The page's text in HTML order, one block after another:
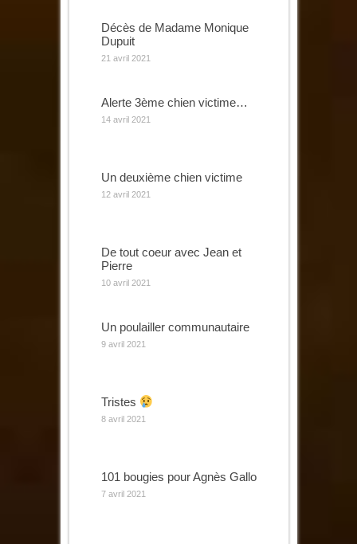
Décès de Madame Monique
Dupuit
21 avril 2021
Alerte 3ème chien victime…
14 avril 2021
Un deuxième chien victime
12 avril 2021
De tout coeur avec Jean et
Pierre
10 avril 2021
Un poulailler communautaire
9 avril 2021
Tristes
8 avril 2021
101 bougies pour Agnès Gallo
7 avril 2021